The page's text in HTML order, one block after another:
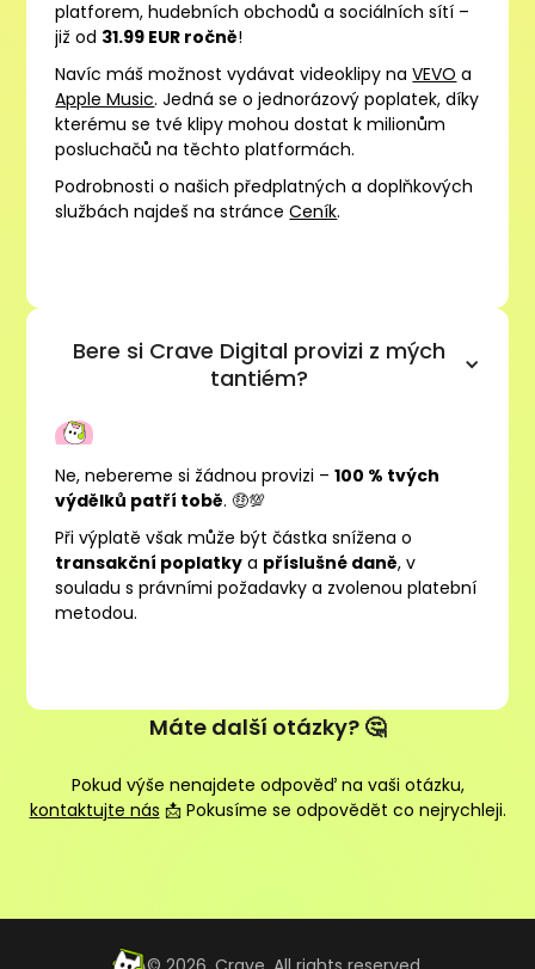
platforem, hudebních obchodů a sociálních sítí –
již od 31.99 EUR ročně!
Navíc máš možnost vydávat videoklipy naVEVO a
Apple Music. Jedná se o jednorázový poplatek, díky
kterému se tvé klipy mohou dostat k milionům
posluchačů na těchto platformách.
Podrobnosti o našich předplatných a doplňkových
službách najdeš na stránceCeník.
Bere si Crave Digital provizi z mých
tantiém?
Ne, nebereme si žádnou provizi –100 % tvých
výdělků patří tobě. 🤑💯
Při výplatě však může být částka snížena o
transakční poplatky a příslušné daně, v
souladu s právními požadavky a zvolenou platební
metodou.
Máte další otázky? 🤔
Pokud výše nenajdete odpověď na vaši otázku,
kontaktujte nás 📩 Pokusíme se odpovědět co nejrychleji.